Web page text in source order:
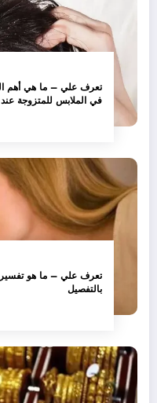
تعرف علي – ما هي أهم
في الملابس للمتزوجة
تعرف علي – ما هو
بالتفصيل